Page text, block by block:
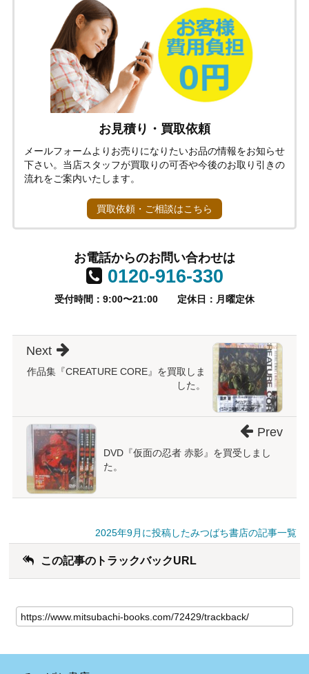
お見積り・買取依頼
メールフォームよりお売りになりたいお品の情報をお知らせ
下さい。当店スタッフが買取りの可否や今後のお取り引きの
流れをご案内いたします。
買取依頼・ご相談はこちら
お電話からのお問い合わせは
0120-916-330
受付時間：9:00〜21:00 定休日：月曜定休
作品集『CREATURE CORE』を買取しま
した。
Next
DVD『仮面の忍者 赤影』を買受しまし
た。
Prev
2025年9月に投稿したみつばち書店の記事一覧
この記事のトラックバックURL